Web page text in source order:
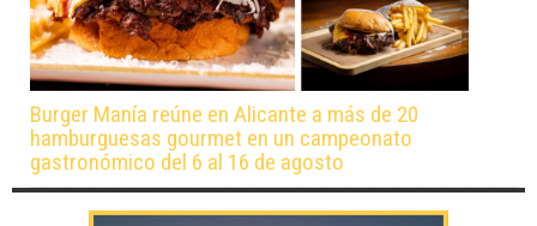
Burger Manía reúne en Alicante a más de 20
hamburguesas gourmet en un campeonato
gastronómico del 6 al 16 de agosto